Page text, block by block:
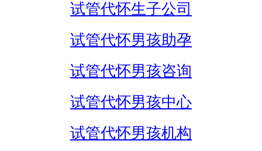
试管代怀生子公司
试管代怀男孩助孕
试管代怀男孩咨询
试管代怀男孩中心
试管代怀男孩机构